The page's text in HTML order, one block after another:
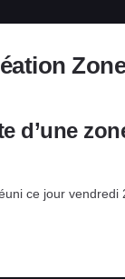
d’une
ce jour